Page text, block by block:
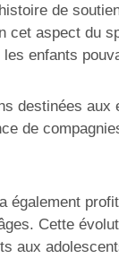
de
cet aspect du
enfants
destinées
de
également
Cette
aux